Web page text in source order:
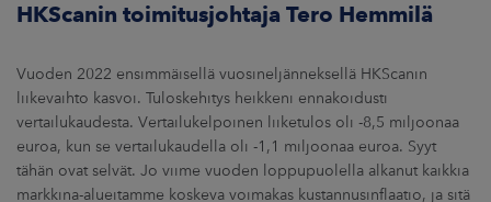
HKScanin toimitusjohtaja Tero Hemmilä
Vuoden 2022 ensimmäisellä vuosineljänneksellä HKScanin
liikevaihto kasvoi. Tuloskehitys heikkeni ennakoidusti
vertailukaudesta. Vertailukelpoinen liiketulos oli -8,5 miljoonaa
euroa, kun se vertailukaudella oli -1,1 miljoonaa euroa. Syyt
tähän ovat selvät. Jo viime vuoden loppupuolella alkanut kaikkia
markkina-alueitamme koskeva voimakas kustannusinflaatio, ja sitä